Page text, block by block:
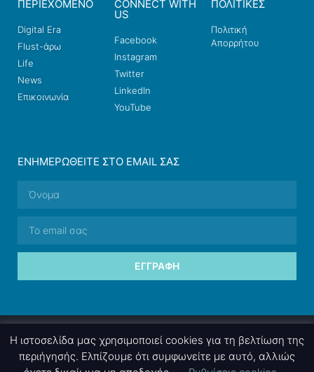
ΠΕΡΙΕΧΟΜΕΝΟ
Digital Era
Flust-άρω
Life
News
Επικοινωνία
CONNECT WITH
US
Facebook
Instagram
Twitter
LinkedIn
YouTube
ΠΟΛΙΤΙΚΕΣ
Πολιτική
Απορρήτου
ΕΝΗΜΕΡΩΘΕΊΤΕ ΣΤΟ EMAIL ΣΑΣ
ΕΓΓΡΑΦΉ
Η ιστοσελίδα μας χρησιμοποιεί cookies για τη βελτίωση της
περιήγησής. Ελπίζουμε ότι συμφωνείτε με αυτό, αλλιώς